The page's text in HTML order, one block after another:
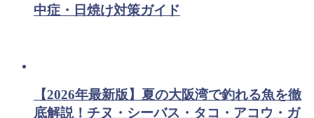
中症・日焼け対策ガイド
【2026年最新版】夏の大阪湾で釣れる魚を徹
底解説！チヌ・シーバス・タコ・アコウ・ガ